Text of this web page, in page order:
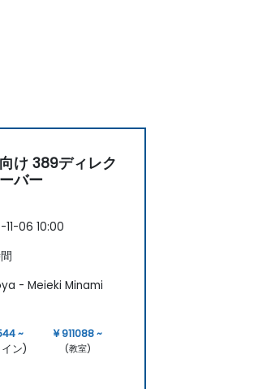
け 389ディレク
バー
06 10:00
- Meieki Minami
~
ン)
¥ 911088 ~
(教室)